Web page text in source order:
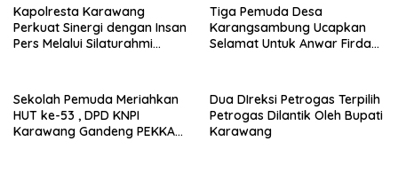
Kapolresta Karawang
Perkuat Sinergi dengan Insan
Pers Melalui Silaturahmi
Tiga Pemuda Desa
Karangsambung Ucapkan
Selamat Untuk Anwar Firdaus
Sekolah Pemuda Meriahkan
HUT ke-53 , DPD KNPI
Karawang Gandeng PEKKA
Dua DIreksi Petrogas Terpilih
Petrogas Dilantik Oleh Bupati
Karawang